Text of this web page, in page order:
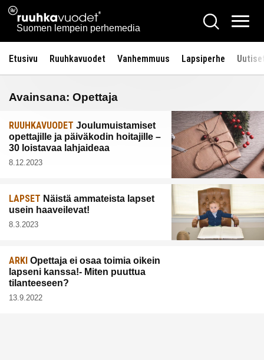
Siirry
sisältöön
Ruuhkavuodet.fi
Suomen lempein perhemedia
Hae
Etusivu Ruuhkavuodet Vanhemmuus Lapsiperhe
Avainsana: Opettaja
RUUHKAVUODET Joulumuistamiset
opettajille ja päiväkodin hoitajille –
30 loistavaa lahjaideaa
8.12.2023
LAPSET Näistä ammateista lapset
usein haaveilevat!
8.3.2023
ARKI Opettaja ei osaa toimia oikein
lapseni kanssa!- Miten puuttua
tilanteeseen?
13.9.2022